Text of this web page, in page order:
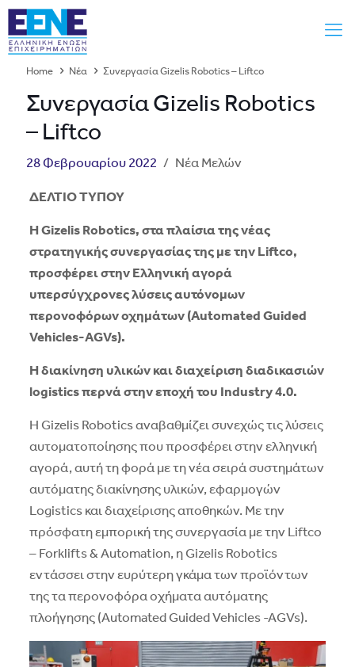
Home Νέα Συνεργασία Gizelis Robotics – Liftco
Συνεργασία Gizelis Robotics
– Liftco
28 Φεβρουαρίου 2022 / Νέα Μελών
ΔΕΛΤΙΟ ΤΥΠΟΥ
Η Gizelis Robotics, στα πλαίσια της νέας
στρατηγικής συνεργασίας της με την Liftco,
προσφέρει στην Ελληνική αγορά
υπερσύγχρονες λύσεις αυτόνομων
περονοφόρων οχημάτων (Automated Guided
Vehicles-ΑGVs).
Η διακίνηση υλικών και διαχείριση διαδικασιών
logisticsπερνά στην εποχή του Industry4.0.
Η Gizelis Robotics αναβαθμίζει συνεχώς τις λύσεις
αυτοματοποίησης που προσφέρει στην ελληνική
αγορά, αυτή τη φορά με τη νέα σειρά συστημάτων
αυτόματης διακίνησης υλικών, εφαρμογών
Logistics και διαχείρισης αποθηκών. Με την
πρόσφατη εμπορική της συνεργασία με την Liftco
– Forklifts & Automation, η Gizelis Robotics
εντάσσει στην ευρύτερη γκάμα των προϊόντων
της τα περονοφόρα οχήματα αυτόματης
πλοήγησης (Automated Guided Vehicles -AGVs).